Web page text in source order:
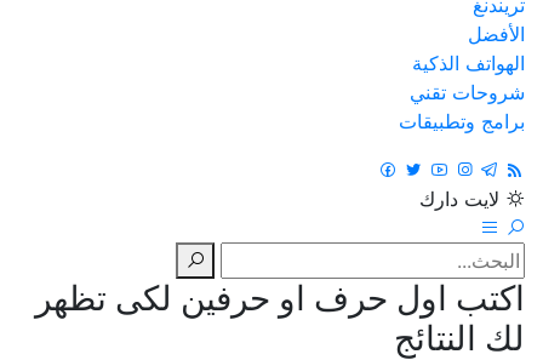
الأفضل
الهواتف الذكية
شروحات تقني
برامج وتطبيقات
لايت دارك
اكتب اول حرف او حرفين لكى تظهر
لك النتائج